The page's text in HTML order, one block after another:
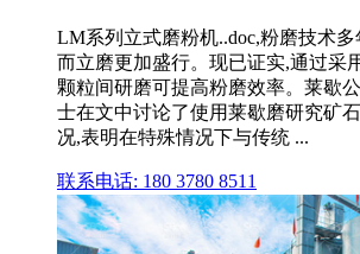
LM系列立式磨粉机..doc,粉磨技术
而立磨更加盛行。现已证实,通过采
颗粒间研磨可提高粉磨效率。莱歇公
士在文中讨论了使用莱歇磨研究矿
况,表明在特殊情况下与传统 ...
联系电话: 180 3780 8511